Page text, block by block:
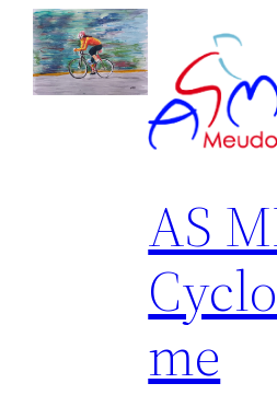
Aller
contenu
AS
me